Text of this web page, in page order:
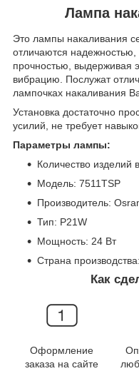
Лампа
Это лампы накаливания
отличаются
прочностью, выдерживая
вибрацию. Послужат
лампочках накаливания
Установка достаточно
усилий, не требует
Параметры лампы:
Количество изделий
Модель: 7511TSP
Производитель:
Тип: P21W
Мощность: 24 Вт
Страна
Как
Оформление
заказа на сайте